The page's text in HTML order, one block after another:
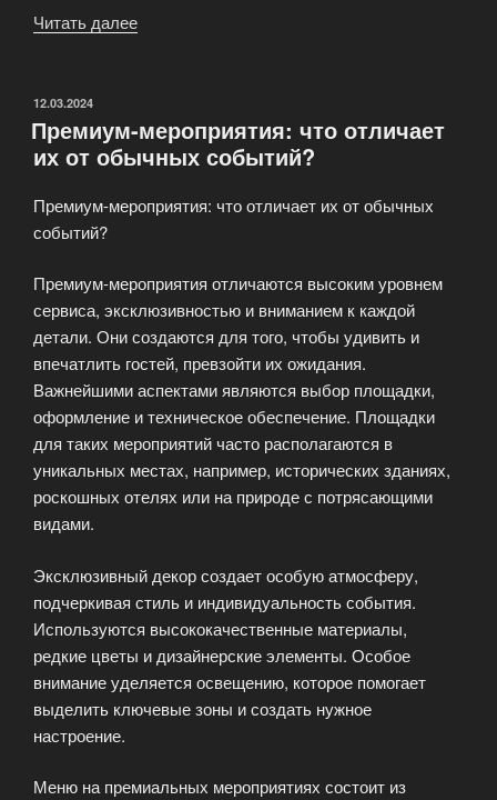
Читать далее
от
профессионалов»
ОПУБЛИКОВАНО
12.03.2024
Премиум-мероприятия: что отличает
их от обычных событий?
Премиум-мероприятия: что отличает их от обычных
событий?
Премиум-мероприятия отличаются высоким уровнем
сервиса, эксклюзивностью и вниманием к каждой
детали. Они создаются для того, чтобы удивить и
впечатлить гостей, превзойти их ожидания.
Важнейшими аспектами являются выбор площадки,
оформление и техническое обеспечение. Площадки
для таких мероприятий часто располагаются в
уникальных местах, например, исторических зданиях,
роскошных отелях или на природе с потрясающими
видами.
Эксклюзивный декор создает особую атмосферу,
подчеркивая стиль и индивидуальность события.
Используются высококачественные материалы,
редкие цветы и дизайнерские элементы. Особое
внимание уделяется освещению, которое помогает
выделить ключевые зоны и создать нужное
настроение.
Меню на премиальных мероприятиях состоит из